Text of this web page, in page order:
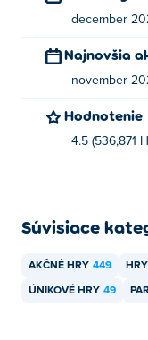
december
Najnovšia
november
Hodnotenie
4.5 (536,871
Súvisiace
AKČNÉ HRY 449
ÚNIKOVÉ HRY 49